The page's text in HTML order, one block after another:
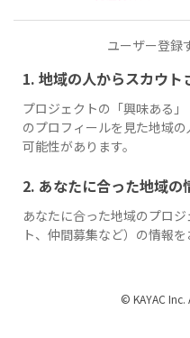
ユーザー登録
1. 地域の人からスカウト
プロジェクトの「興味ある
のプロフィールを見た地域
可能性があります。
2. あなたに合った地域の
あなたに合った地域のプロ
ト、仲間募集など）の情報を
© KAYAC Inc.